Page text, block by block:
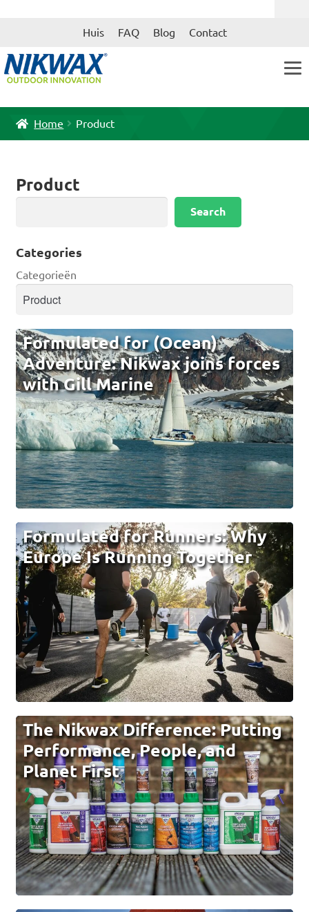
Ga
door
Ga
naar
Huis FAQ Blog Contact
Home Product
Product
Search
Categories
Categorieën
Formulated for (Ocean)
Adventure: Nikwax joins forces
with Gill Marine
Formulated for Runners: Why
Europe Is Running Together
The Nikwax Difference: Putting
Performance, People, and
Planet First